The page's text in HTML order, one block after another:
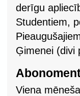
derīgu
Studentiem,
Ģimenei (divi
Viena